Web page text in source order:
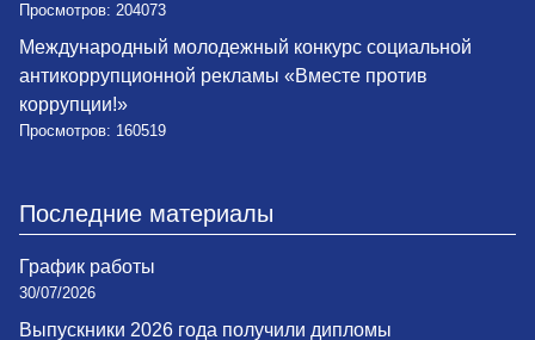
Просмотров: 204073
Международный молодежный конкурс социальной
антикоррупционной рекламы «Вместе против
коррупции!»
Просмотров: 160519
Последние материалы
График работы
30/07/2026
Выпускники 2026 года получили дипломы